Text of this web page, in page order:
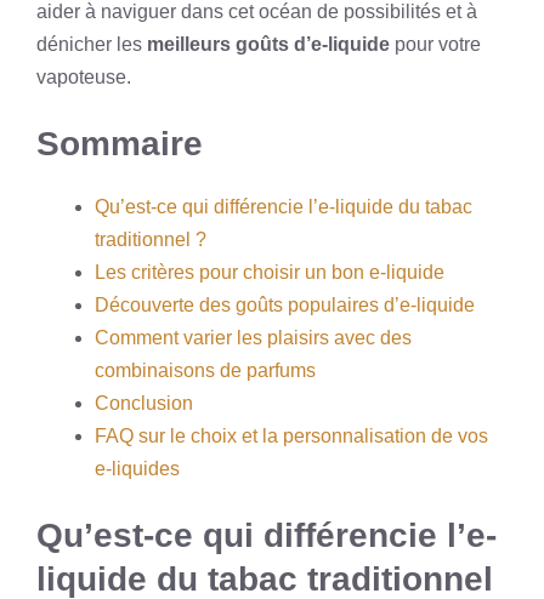
aider à naviguer dans cet océan de possibilités et à
dénicher les meilleurs goûts d’e-liquide pour votre
vapoteuse.
Sommaire
Qu’est-ce qui différencie l’e-liquide du tabac
traditionnel ?
Les critères pour choisir un bon e-liquide
Découverte des goûts populaires d’e-liquide
Comment varier les plaisirs avec des
combinaisons de parfums
Conclusion
FAQ sur le choix et la personnalisation de vos
e-liquides
Qu’est-ce qui différencie l’e-
liquide du tabac traditionnel